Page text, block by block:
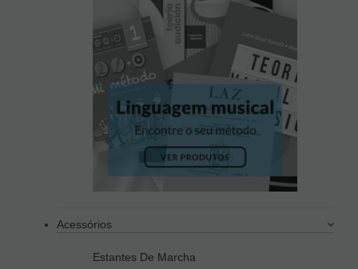
Acessórios
Estantes De Marcha